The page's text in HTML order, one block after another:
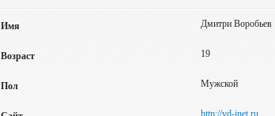
Имя Дмитри Воробьев
Возраст 19
Пол Мужской
http://vd-inet.ru